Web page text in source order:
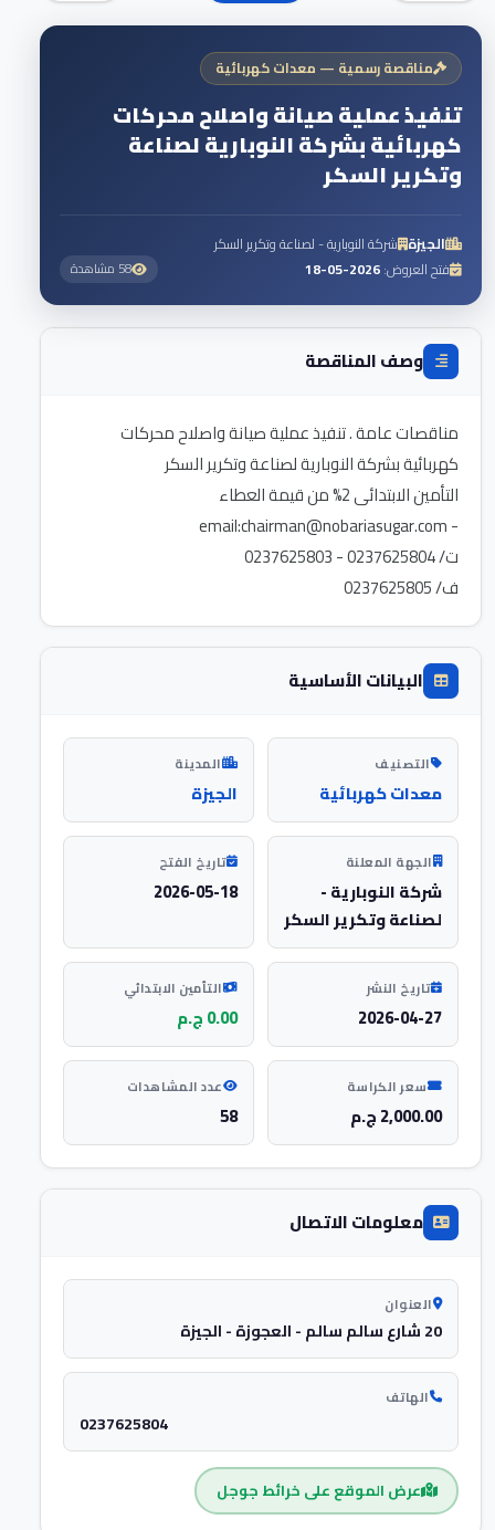
مناقصة رسمية — معدات كهربائية
تنفيذ عملية صيانة واصلاح محركات
كهربائية بشركة النوبارية لصناعة
وتكرير السكر
الجيزة شركة النوبارية - لصناعة وتكرير السكر
فتح العروض:2026-05-18 58 مشاهدة
وصف المناقصة
مناقصات عامة . تنفيذ عملية صيانة واصلاح محركات
- email:
chairman@nobariasugar.com
ف/ 0237625805
البيانات الأساسية
التصنيف
معدات كهربائية
المدينة
الجيزة
الجهة المعلنة
شركة النوبارية -
لصناعة وتكرير السكر
تاريخ الفتح
2026-05-18
تاريخ النشر
2026-04-27
التأمين الابتدائي
0.00 ج.م
سعر الكراسة
2,000.00 ج.م
عدد المشاهدات
58
معلومات الاتصال
العنوان
20 شارع سالم سالم - العجوزة - الجيزة
الهاتف
0237625804
عرض الموقع على خرائط جوجل